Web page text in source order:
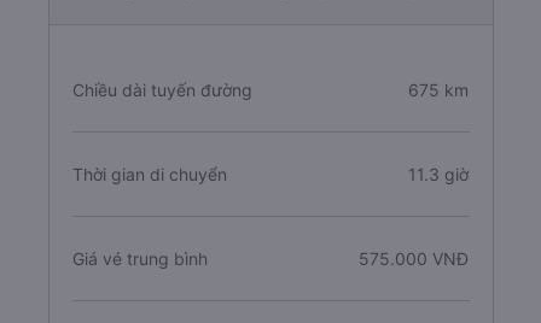
Chiều dài tuyến đường 675 km
Thời gian di chuyển 11.3 giờ
Giá vé trung bình 575.000 VNĐ